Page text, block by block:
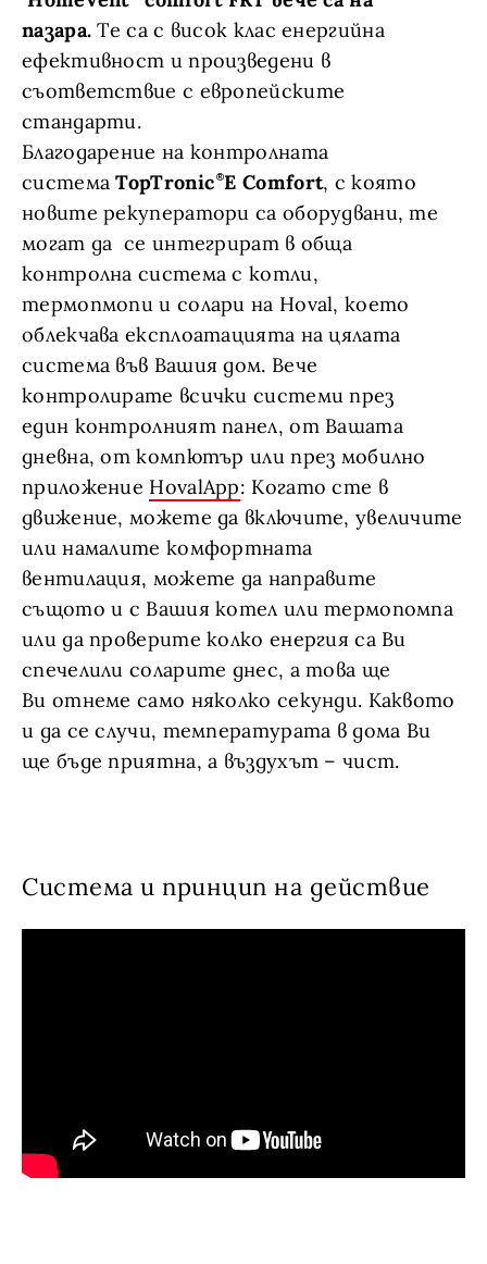
пазара. Те са с висок клас енергийна
ефективност и произведени в
съответствие с европейските
стандарти.
Благодарение на контролната
системаTopTronic E Comfort, с която
новите рекуператори са оборудвани, те
могат да се интегрират в обща
контролна система с котли,
термопмопи и солари на Hoval, което
облекчава експлоатацията на цялата
система във Вашия дом. Вече
контролирате всички системи през
един контролният панел, от Вашата
дневна, от компютър или през мобилно
приложение HovalApp: Когато сте в
движение, можете да включите, увеличите
или намалите комфортната
вентилация, можете да направите
същото и с Вашия котел или термопомпа
или да проверите колко енергия са Ви
спечелили соларите днес, а това ще
Ви отнеме само няколко секунди. Каквото
и да се случи, температурата в дома Ви
ще бъде приятна, а въздухът – чист.
Система и принцип на действие